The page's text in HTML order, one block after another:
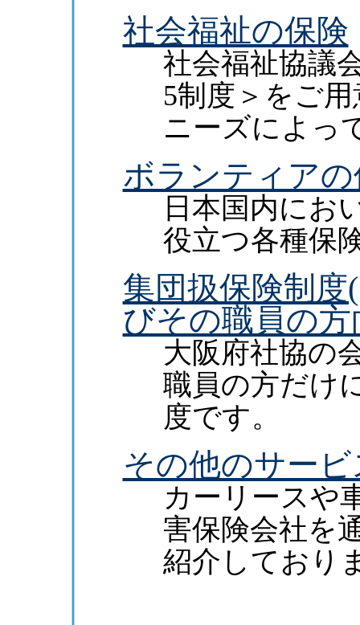
社会福祉の保険
社会福祉協議
5制度＞をご
ニーズによっ
ボランティア
日本国内にお
役立つ各種保
集団扱保険制
びその職員の方
大阪府社協の
職員の方だけ
度です。
その他のサービ
カーリースや
害保険会社を
紹介しており